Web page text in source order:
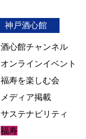
神戸酒心館
酒心館チャンネル
オンラインイベント
福寿を楽しむ会
メディア掲載
サステナビリティ
福寿